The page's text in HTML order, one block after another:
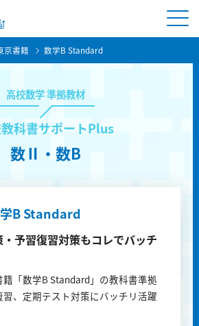
京書籍 数学B Standard
高校数学 準拠教材
科書サポートPlus
数Ⅱ・数B
B Standard
予習復習対策もコレでバッチ
「数学B Standard」の教科書準拠
、定期テスト対策にバッチリ活躍